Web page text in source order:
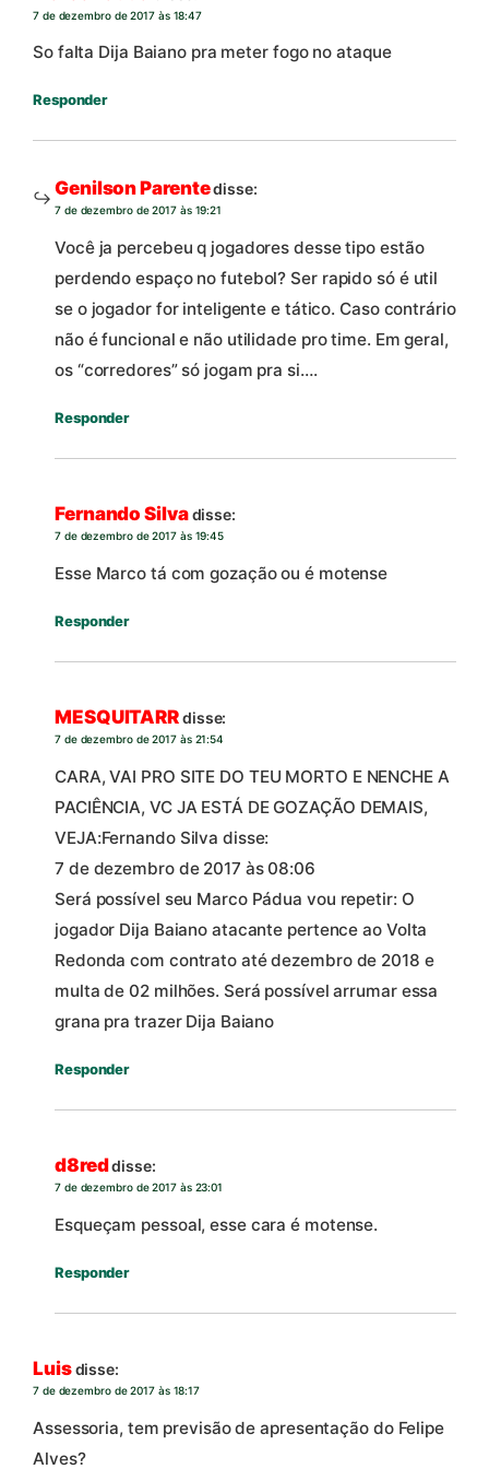
7 de dezembro de 2017 às 18:47
So falta Dija Baiano pra meter fogo no ataque
Responder
Genilson Parentedisse:
7 de dezembro de 2017 às 19:21
Você ja percebeu q jogadores desse tipo estão
perdendo espaço no futebol? Ser rapido só é util
se o jogador for inteligente e tático. Caso contrário
não é funcional e não utilidade pro time. Em geral,
os “corredores” só jogam pra si….
Responder
Fernando Silvadisse:
7 de dezembro de 2017 às 19:45
Esse Marco tá com gozação ou é motense
Responder
MESQUITARRdisse:
7 de dezembro de 2017 às 21:54
CARA, VAI PRO SITE DO TEU MORTO E NENCHE A
PACIÊNCIA, VC JA ESTÁ DE GOZAÇÃO DEMAIS,
VEJA:Fernando Silva disse:
7 de dezembro de 2017 às 08:06
Será possível seu Marco Pádua vou repetir: O
jogador Dija Baiano atacante pertence ao Volta
Redonda com contrato até dezembro de 2018 e
multa de 02 milhões. Será possível arrumar essa
grana pra trazer Dija Baiano
Responder
d8reddisse:
7 de dezembro de 2017 às 23:01
Esqueçam pessoal, esse cara é motense.
Responder
Luisdisse:
7 de dezembro de 2017 às 18:17
Assessoria, tem previsão de apresentação do Felipe
Alves?